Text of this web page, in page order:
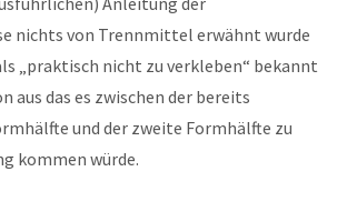
nichts von Trennmittel erwähnt wurde
„praktisch nicht zu verkleben“ bekannt
aus das es zwischen der bereits
und der zweite Formhälfte zu
kommen würde.